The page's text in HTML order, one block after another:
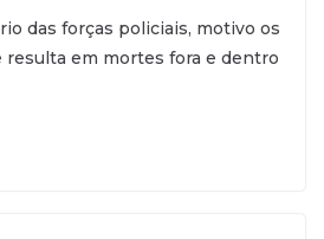
das forças policiais, motivo os
resulta em mortes fora e dentro